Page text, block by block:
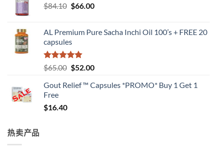
$84.10 原
$84.10。
$66.00当
格
AL Premium Pure Sacha Inchi Oil 100’s + FREE 20
capsules
评分5 （满
分 5 分
$65.00 原
为：
$52.00当
价
Gout Relief ™ Capsules *PROMO* Buy 1 Get 1
Free
$16.40
热卖产品